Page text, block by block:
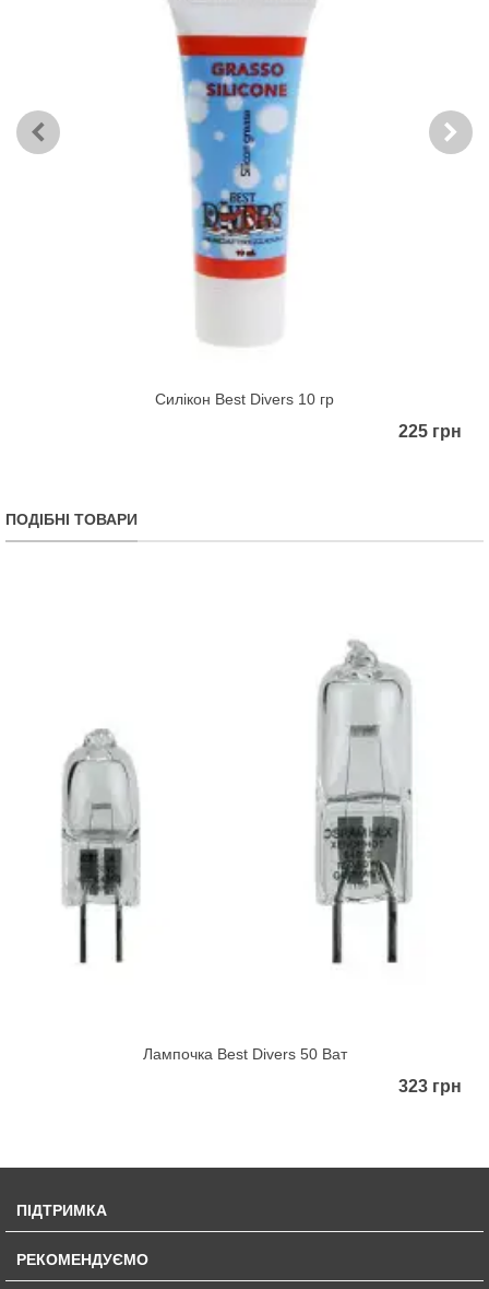
Силікон Best Divers 10 гр
225 грн
ПОДІБНІ ТОВАРИ
Лампочка Best Divers 50 Ват
323 грн
ПІДТРИМКА
РЕКОМЕНДУЄМО